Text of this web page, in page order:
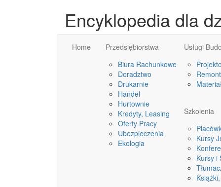
Encyklopedia dla
Home
Przedsiębiorstwa
Biura Rachunkowe
Doradztwo
Drukarnie
Handel
Hurtownie
Kredyty, Leasing
Oferty Pracy
Ubezpieczenia
Ekologia
Usługi
Szkolenia
Kursy
Kursy i